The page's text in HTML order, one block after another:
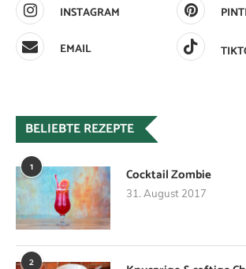
INSTAGRAM
EMAIL
BELIEBTE REZEPTE
1 Cocktail Zombie
31. August 2017
2